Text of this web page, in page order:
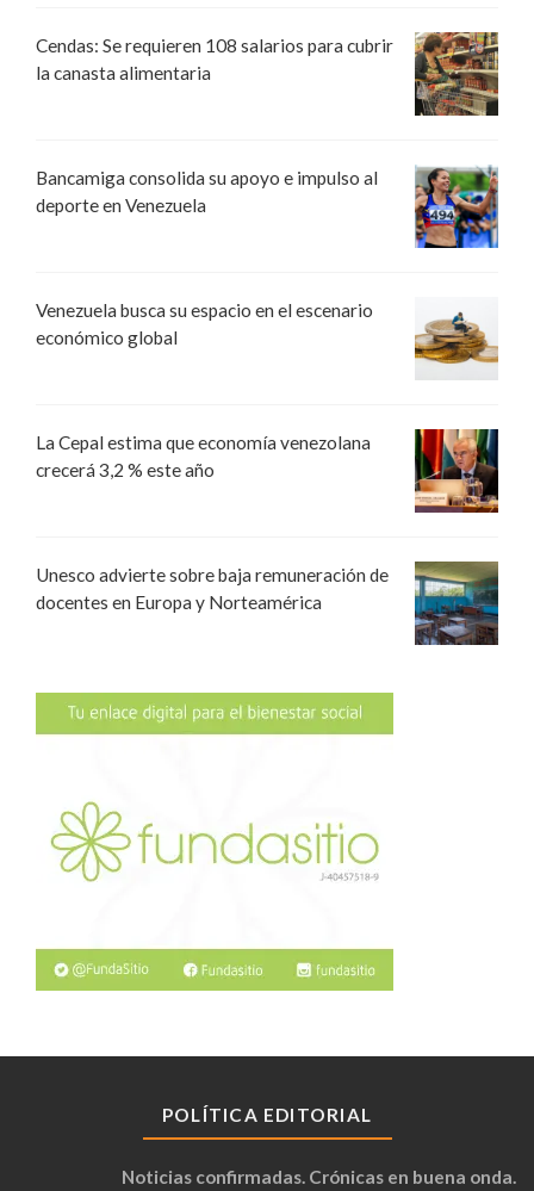
Cendas: Se requieren 108 salarios para cubrir
la canasta alimentaria
Bancamiga consolida su apoyo e impulso al
deporte en Venezuela
Venezuela busca su espacio en el escenario
económico global
La Cepal estima que economía venezolana
crecerá 3,2 % este año
Unesco advierte sobre baja remuneración de
docentes en Europa y Norteamérica
POLÍTICA EDITORIAL
Noticias confirmadas. Crónicas en buena onda.